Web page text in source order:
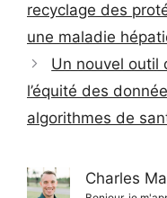
recyclage des
une maladie
Un nouvel outil
l’équité des
algorithmes de
Charles